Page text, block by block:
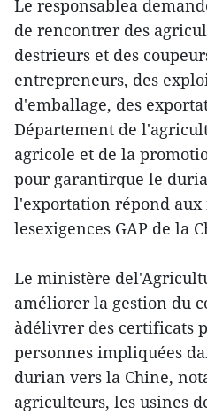
Le responsablea
de rencontrer des
destrieurs et des
entrepreneurs, des
d'emballage, des
Département de
agricole et de la
pour garantirque le
l'exportation répond
lesexigences GAP de la
Le ministère
améliorer la gestion du
àdélivrer des certificats
personnes impliquées
durian vers la Chine,
agriculteurs, les usines